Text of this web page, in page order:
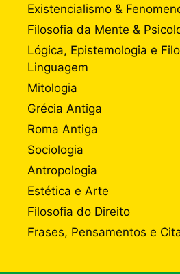
Existencialismo &
Filosofia da Mente &
Lógica, Epistemologia e
Linguagem
Mitologia
Grécia Antiga
Roma Antiga
Sociologia
Antropologia
Estética e Arte
Filosofia do Direito
Frases, Pensamentos e